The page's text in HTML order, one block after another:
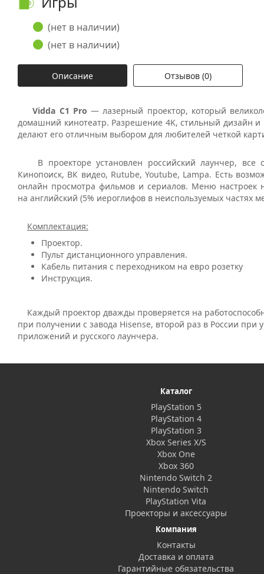
(нет в наличии)
(нет в наличии)
Описание Отзывов (0)
Vidda C1 Pro — лазерный проектор, который
домашний кинотеатр. Разрешение 4K, стильный дизайн и
делают его отличным выбором для любителей четкой
В проекторе установлен российский лаунчер, все
Кинопоиск, ВК видео, Rutube, Youtube, Lampa. Есть
онлайн просмотра фильмов и сериалов. Меню настроек
на английский (5% иероглифов в неиспользуемых частях
Комплектация:
Проектор.
Пульт дистанционного управления.
Кабель питания с переходником на евро розетку
Инструкция.
Каждый проектор дважды проверяется на
при получении с завода Hisense, второй раз в России при
приложений и русского лаунчера.
Каталог
PlayStation 5
PlayStation 4
PlayStation 3
Xbox Series X/S
Xbox One
Xbox 360
Nintendo Switch 2
Nintendo Switch
PlayStation Vita
Проекторы и аксессуары
Компания
Контакты
Доставка и оплата
Гарантийные обязательства